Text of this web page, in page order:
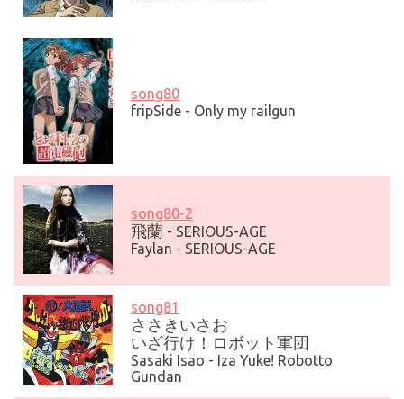
song80
fripSide - Only my railgun
song80-2
飛蘭 - SERIOUS-AGE
Faylan - SERIOUS-AGE
song81
ささきいさお
いざ行け！ロボット軍団
Sasaki Isao - Iza Yuke! Robotto
Gundan